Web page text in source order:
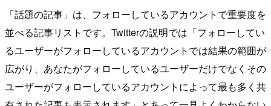
「話題の記事」は、フォローしているアカウントで重要度を
並べる記事リストです。Twitterの説明では「フォローしてい
るユーザーがフォローしているアカウントでは結果の範囲が
広がり、あなたがフォローしているユーザーだけでなくその
ユーザーがフォローしているアカウントによって最も多く共